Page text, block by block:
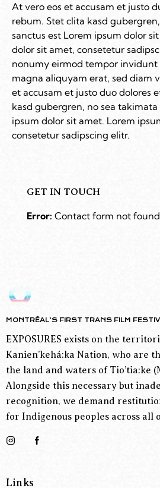
At vero eos et accusam et justo
rebum. Stet clita kasd
sanctus est Lorem ipsum dolor
dolor sit amet, consetetur
nonumy eirmod tempor invidunt
magna aliquyam erat, sed diam
et accusam et justo duo dolores
kasd gubergren, no sea takimata
ipsum dolor sit amet. Lorem
consetetur sadipscing elitr.
GET IN TOUCH
Error: Contact form not
MONTRÉAL’S FIRST TRANS FILM
EXPOSURES exists on the
Kanien’kehá:ka Nation, who are
the land and waters of Tio’tia:ke
Alongside this necessary but
recognition, we demand
for Indigenous peoples across all
Links